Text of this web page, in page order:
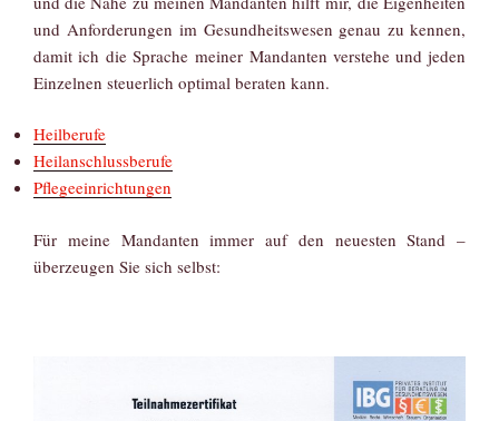
und Anforderungen im Gesundheitswesen genau zu kennen,
damit ich die Sprache meiner Mandanten verstehe und jeden
Einzelnen steuerlich optimal beraten kann.
Heilberufe
Heilanschlussberufe
Pflegeeinrichtungen
Für meine Mandanten immer auf den neuesten Stand –
überzeugen Sie sich selbst: